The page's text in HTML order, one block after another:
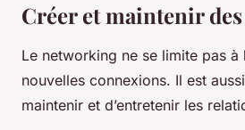
Créer et maintenir
Le networking ne se limite pas à
nouvelles connexions. Il est
maintenir et d’entretenir les